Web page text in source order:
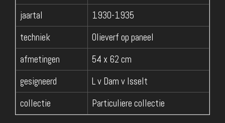
jaartal
1930-1935
techniek
Olieverf op paneel
afmetingen
54 x 62 cm
gesigneerd
L v Dam v Isselt
collectie
Particuliere collectie